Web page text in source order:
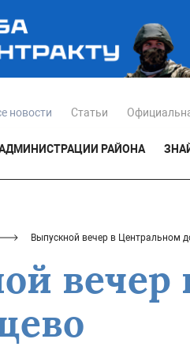
новости Статьи
АДМИНИСТРАЦИИ РАЙОНА
Выпускной вечер в Центральном